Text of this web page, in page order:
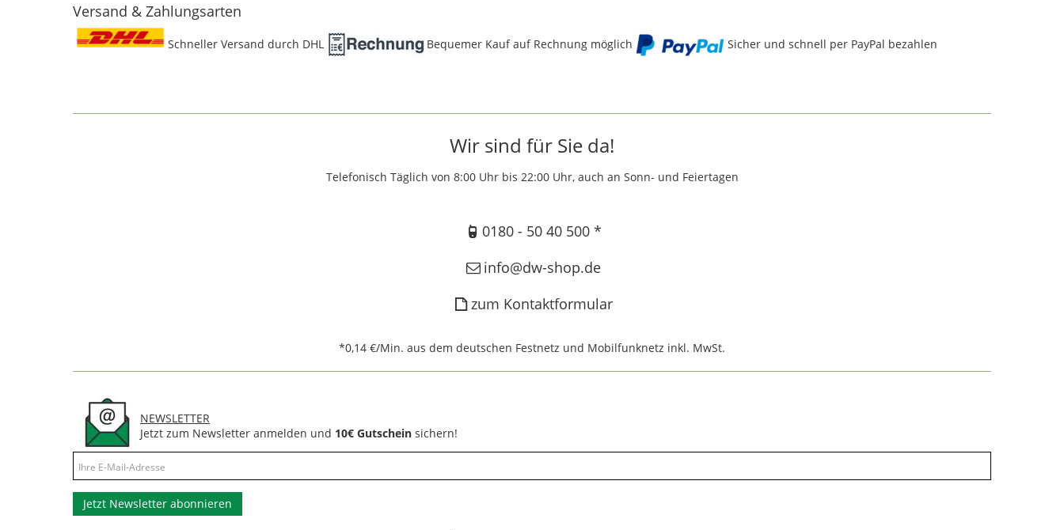
Versand & Zahlungsarten
Schneller Versand durch DHL Bequemer Kauf auf Rechnung möglich Sicher und schnell per PayPal bezahlen
Wir sind für Sie da!
Telefonisch Täglich von 8:00 Uhr bis 22:00 Uhr, auch an Sonn- und Feiertagen
0180 - 50 40 500 *
info@dw-shop.de
zum Kontaktformular
*0,14 €/Min. aus dem deutschen Festnetz und Mobilfunknetz inkl. MwSt.
NEWSLETTER
Jetzt zum Newsletter anmelden und 10€ Gutschein sichern!
Jetzt Newsletter abonnieren